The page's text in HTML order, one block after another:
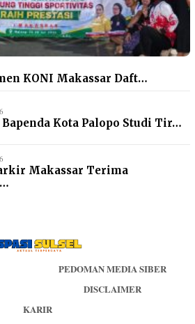
KONI Makassar Daft…
Kota Palopo Studi Tir…
Makassar Terima
PEDOMAN MEDIA SIBER
DISCLAIMER
KARIR